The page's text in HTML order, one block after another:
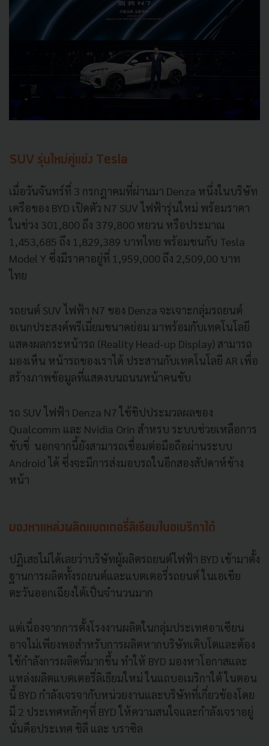
SUV รุ่นใหม่คู่แข่ง Tesla
เมื่อวันจันทร์ที่ 3 กรกฎาคมที่ผ่านมา Denza หนึ่งในบริษัท
เครือของ BYD เปิดตัว N7 SUV ไฟฟ้ารุ่นใหม่ พร้อมราคา
ในช่วง 301,800 ถึง 379,800 หยวน หรือประมาณ
1,453,685 ถึง 1,829,389 บาทไทย พร้อมชนกับ Tesla
Model Y ซึ่งมีราคาอยู่ที่ 1,959,000 ถึง 2,509,00 บาท
ไทย
รถยนต์ SUV ไฟฟ้า N7 ของ Denza จะเจาะกลุ่มรถยนต์
อเนกประสงค์พรีเมี่ยมขนาดย่อม มาพร้อมกับเทคโนโลยี
แสดงผลกระหน้ารถ (Reality Head-up Display) สามารถ
มองเห็น หน้ารถของเราได้ ประสานกับเทคโนโลยี AR เพื่อ
สร้างภาพข้อมูลที่แสดงบนถนนหน้าคนขับ
รถ SUV ไฟฟ้า Denza N7 ใช้ชิปประมวลผลของ
Qualcomm และ Nvidia Orin สำหรบ ระบบช่วยเหลือการ
ขับขี่ นอกจากนี้ยังสามารถเชื่อมต่อมือถือผ่านระบบ
Android ได้ ซึ่งจะมีการส่งมอบรถในอีกสองสัปดาห์ข้าง
หน้า
มองหาแหล่งผลิตแบตเตอรี่ลิเธียมในอเมริกาใต้
ปฏิเสธไม่ได้เลยว่าบริษัทผู้ผลิตรถยนต์ไฟฟ้า BYD เข้ามาตั้ง
ฐานการผลิตทั้งรถยนต์และแบตเตอรี่รถยนต์ ในเอเชีย
ตะวันออกเฉียงใต้เป็นจำนวนมาก
แต่เนื่องจากการตั้งโรงงานผลิตในกลุ่มประเทศอาเซียน
อาจไม่เพียงพอสำหรับการผลิตหากบริษัทเติบโตและต้อง
ใช้กำลังการผลิตที่มากขึ้น ทำให้ BYD มองหาโอกาสและ
แหล่งผลิตแบตเตอรี่ลิเธียมใหม่ ในแถบอเมริกาใต้ ในตอน
นี้ BYD กำลังเจรจากับหน่วยงานและบริษัทที่เกี่ยวข้องโดย
มี 2 ประเทศหลักๆที่ BYD ให้ความสนใจและกำลังเจราอยู่
นั่นคือประเทศ ชิลี และ บราซิล